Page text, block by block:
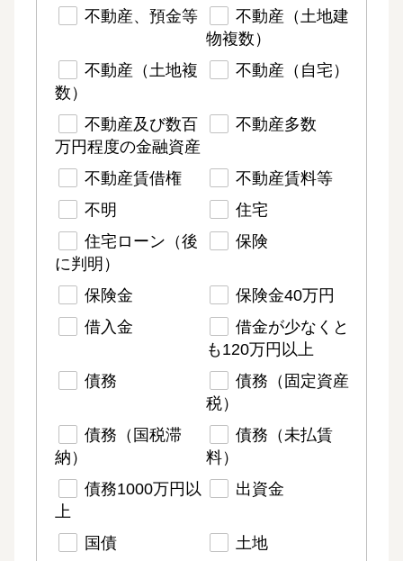
不動産、預金等
不動産（土地建
物複数）
不動産（土地複
数）
不動産（自宅）
不動産及び数百
万円程度の金融資産
不動産多数
不動産賃借権
不動産賃料等
不明
住宅
住宅ローン（後
に判明）
保険
保険金
保険金40万円
借入金
借金が少なくと
も120万円以上
債務
債務（固定資産
税）
債務（国税滞
納）
債務（未払賃
料）
債務1000万円以
上
出資金
国債 土地